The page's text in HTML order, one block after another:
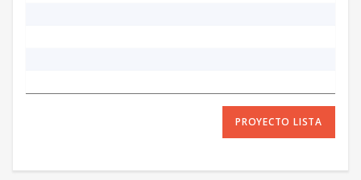
PROYECTO LISTA